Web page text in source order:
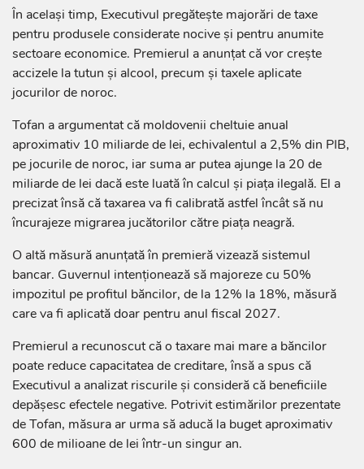
În același timp, Executivul pregătește majorări de taxe
pentru produsele considerate nocive și pentru anumite
sectoare economice. Premierul a anunțat că vor crește
accizele la tutun și alcool, precum și taxele aplicate
jocurilor de noroc.
Tofan a argumentat că moldovenii cheltuie anual
aproximativ 10 miliarde de lei, echivalentul a 2,5% din PIB,
pe jocurile de noroc, iar suma ar putea ajunge la 20 de
miliarde de lei dacă este luată în calcul și piața ilegală. El a
precizat însă că taxarea va fi calibrată astfel încât să nu
încurajeze migrarea jucătorilor către piața neagră.
O altă măsură anunțată în premieră vizează sistemul
bancar. Guvernul intenționează să majoreze cu 50%
impozitul pe profitul băncilor, de la 12% la 18%, măsură
care va fi aplicată doar pentru anul fiscal 2027.
Premierul a recunoscut că o taxare mai mare a băncilor
poate reduce capacitatea de creditare, însă a spus că
Executivul a analizat riscurile și consideră că beneficiile
depășesc efectele negative. Potrivit estimărilor prezentate
de Tofan, măsura ar urma să aducă la buget aproximativ
600 de milioane de lei într-un singur an.